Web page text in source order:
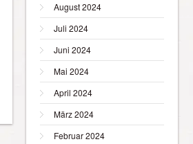
August 2024
Juli 2024
Juni 2024
Mai 2024
April 2024
März 2024
Februar 2024